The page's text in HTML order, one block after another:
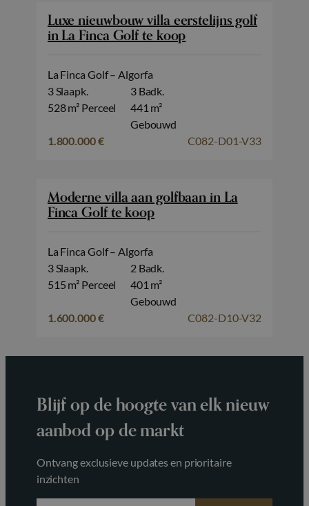
Luxe nieuwbouw villa eerstelijns golf
in La Finca Golf te koop
La Finca Golf – Algorfa
3 Slaapk.
3 Badk.
528 m² Perceel
441 m²
Gebouwd
1.800.000 €
C082-D01-V33
Moderne villa aan golfbaan in La
Finca Golf te koop
La Finca Golf – Algorfa
3 Slaapk.
2 Badk.
515 m² Perceel
401 m²
Gebouwd
1.600.000 €
C082-D10-V32
Blijf op de hoogte van elk nieuw
aanbod op de markt
Ontvang exclusieve updates en prioritaire
inzichten